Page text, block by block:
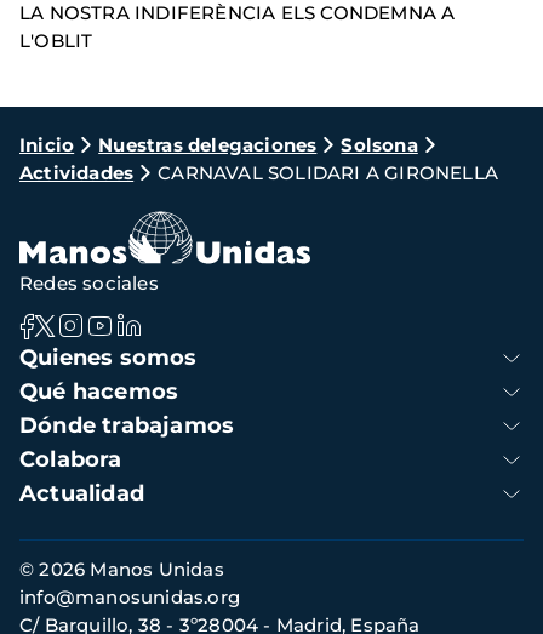
LA NOSTRA INDIFERÈNCIA ELS CONDEMNA A
L'OBLIT
Ruta
de
navegación
Inicio Nuestras delegaciones
Solsona
Actividades
CARNAVAL SOLIDARI A GIRONELLA
Navegación
principal
Quienes somos
Qué hacemos
Dónde trabajamos
Colabora
Actualidad
Redes sociales
Información
de
contacto
© 2026 Manos Unidas
C/ Barquillo, 38 - 3º28004 - Madrid, España
info@manosunidas.org